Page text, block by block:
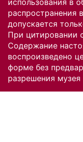
использования в
распространения
допускается
При цитировании
Содержание
воспроизведено
форме без
разрешения музея